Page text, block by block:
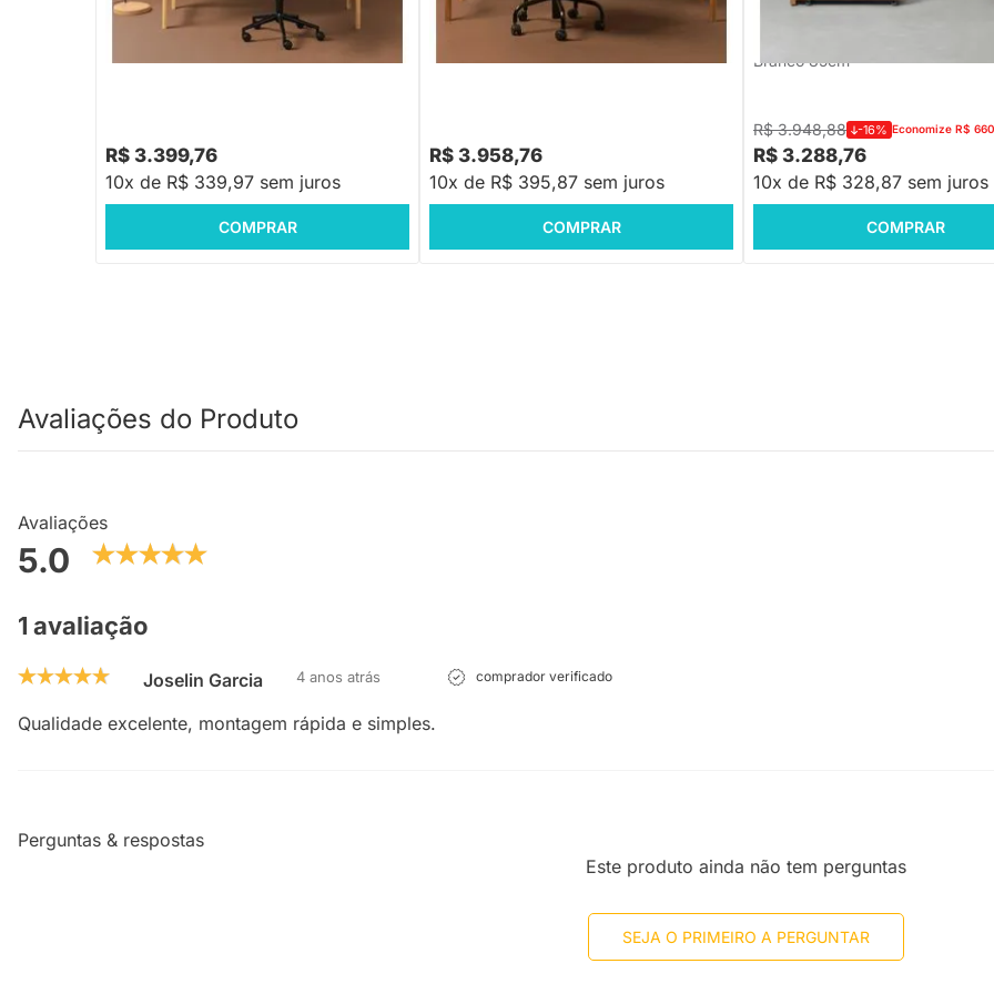
Natural 1,85m + Cadeira de Escritório
Collin Cinza
R$ 3.399,76
10x de R$ 339,97 sem juros
COMPRAR
com Tampo em Vidro 1,60m + Cadeira de
Escritório Cult Freijó e Verde Musgo
R$ 3.958,76
10x de R$ 395,87 sem juros
COMPRAR
Contemporânea Louro Freijó
Branco 85cm
R$ 3.948,88 -16% Economize R$ 660
R$ 3.288,76
10x de R$ 328,87 sem juros
COMPRAR
Avaliações do Produto
Avaliações
5.0
1 avaliação
Joselin Garcia 4 anos atrás comprador verificado
Qualidade excelente, montagem rápida e simples.
Perguntas & respostas
Este produto ainda não tem perguntas
SEJA O PRIMEIRO A PERGUNTAR